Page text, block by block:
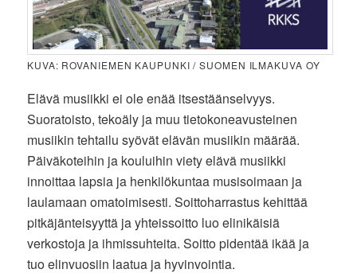
KUVA: ROVANIEMEN KAUPUNKI / SUOMEN ILMAKUVA OY
Elävä musiikki ei ole enää itsestäänselvyys.
Suoratoisto, tekoäly ja muu tietokoneavusteinen
musiikin tehtailu syövät elävän musiikin määrää.
Päiväkoteihin ja kouluihin viety elävä musiikki
innoittaa lapsia ja henkilökuntaa musisoimaan ja
laulamaan omatoimisesti. Soittoharrastus kehittää
pitkäjänteisyyttä ja yhteissoitto luo elinikäisiä
verkostoja ja ihmissuhteita. Soitto pidentää ikää ja
tuo elinvuosiin laatua ja hyvinvointia.